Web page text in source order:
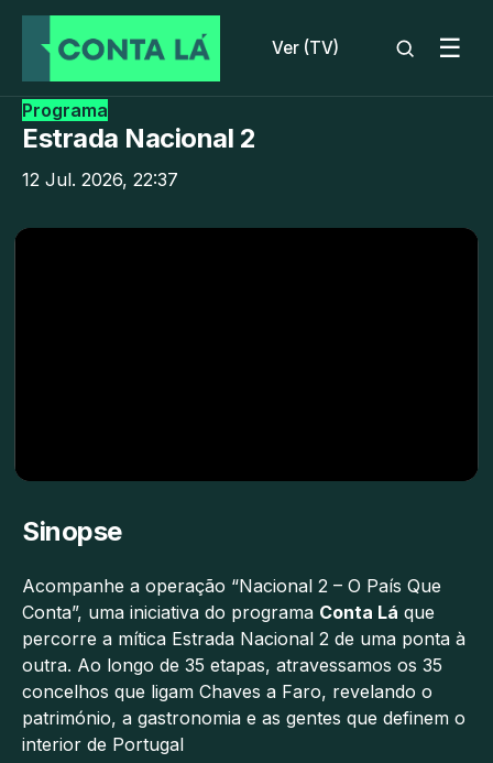
Ver (TV) ☰
Programa
Estrada Nacional 2
12 Jul. 2026, 22:37
Sinopse
Acompanhe a operação “Nacional 2 – O País Que
Conta”, uma iniciativa do programa Conta Lá que
percorre a mítica Estrada Nacional 2 de uma ponta à
outra. Ao longo de 35 etapas, atravessamos os 35
concelhos que ligam Chaves a Faro, revelando o
património, a gastronomia e as gentes que definem o
interior de Portugal